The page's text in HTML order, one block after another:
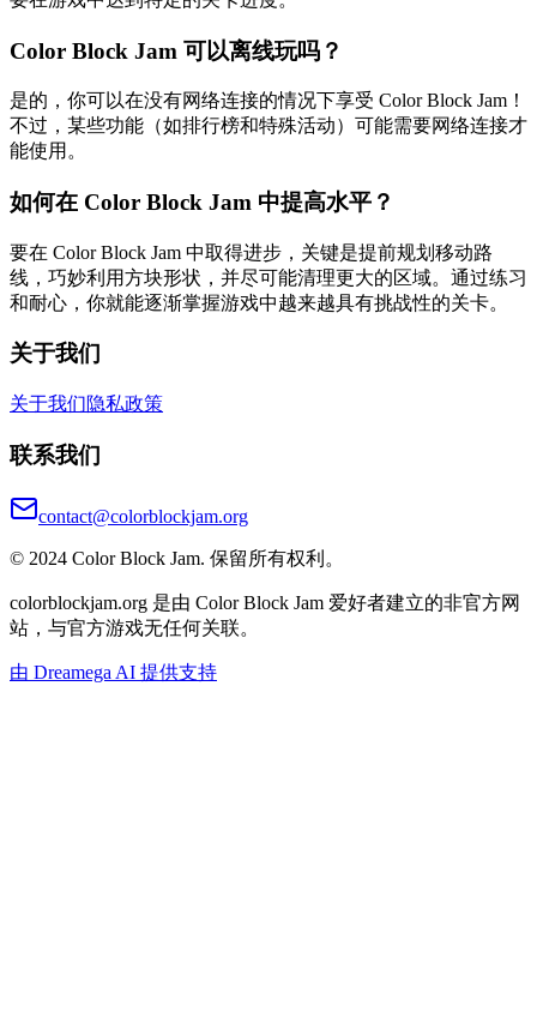
Color Block Jam 可以离线玩吗？
是的，你可以在没有网络连接的情况下享受 Color Block Jam！
不过，某些功能（如排行榜和特殊活动）可能需要网络连接才
能使用。
如何在 Color Block Jam 中提高水平？
要在 Color Block Jam 中取得进步，关键是提前规划移动路
线，巧妙利用方块形状，并尽可能清理更大的区域。通过练习
和耐心，你就能逐渐掌握游戏中越来越具有挑战性的关卡。
关于我们
关于我们隐私政策
联系我们
contact@colorblockjam.org
© 2024 Color Block Jam. 保留所有权利。
colorblockjam.org 是由 Color Block Jam 爱好者建立的非官方网
站，与官方游戏无任何关联。
由 Dreamega AI 提供支持